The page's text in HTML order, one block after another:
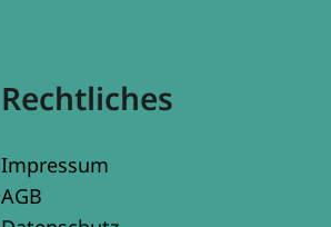
Rechtliches
Impressum
AGB